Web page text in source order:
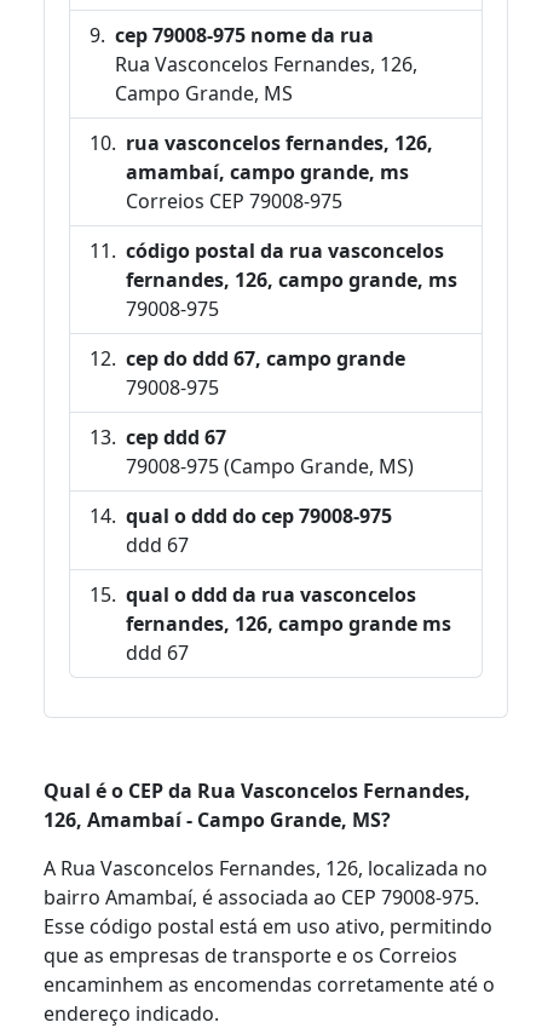
cep 79008-975 nome da rua
Rua Vasconcelos Fernandes, 126,
Campo Grande, MS
rua vasconcelos fernandes, 126,
amambaí, campo grande, ms
Correios CEP 79008-975
código postal da rua vasconcelos
fernandes, 126, campo grande, ms
79008-975
cep do ddd 67, campo grande
79008-975
cep ddd 67
79008-975 (Campo Grande, MS)
qual o ddd do cep 79008-975
ddd 67
qual o ddd da rua vasconcelos
fernandes, 126, campo grande ms
ddd 67
Qual é o CEP da Rua Vasconcelos Fernandes,
126, Amambaí - Campo Grande, MS?
A Rua Vasconcelos Fernandes, 126, localizada no
bairro Amambaí, é associada ao CEP 79008-975.
Esse código postal está em uso ativo, permitindo
que as empresas de transporte e os Correios
encaminhem as encomendas corretamente até o
endereço indicado.